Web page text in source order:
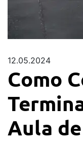
12.05.2024
Como
Aula